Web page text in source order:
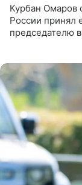
Курбан Омаров
России принял
председателю